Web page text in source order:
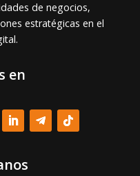
de negocios,
estratégicas en el
en